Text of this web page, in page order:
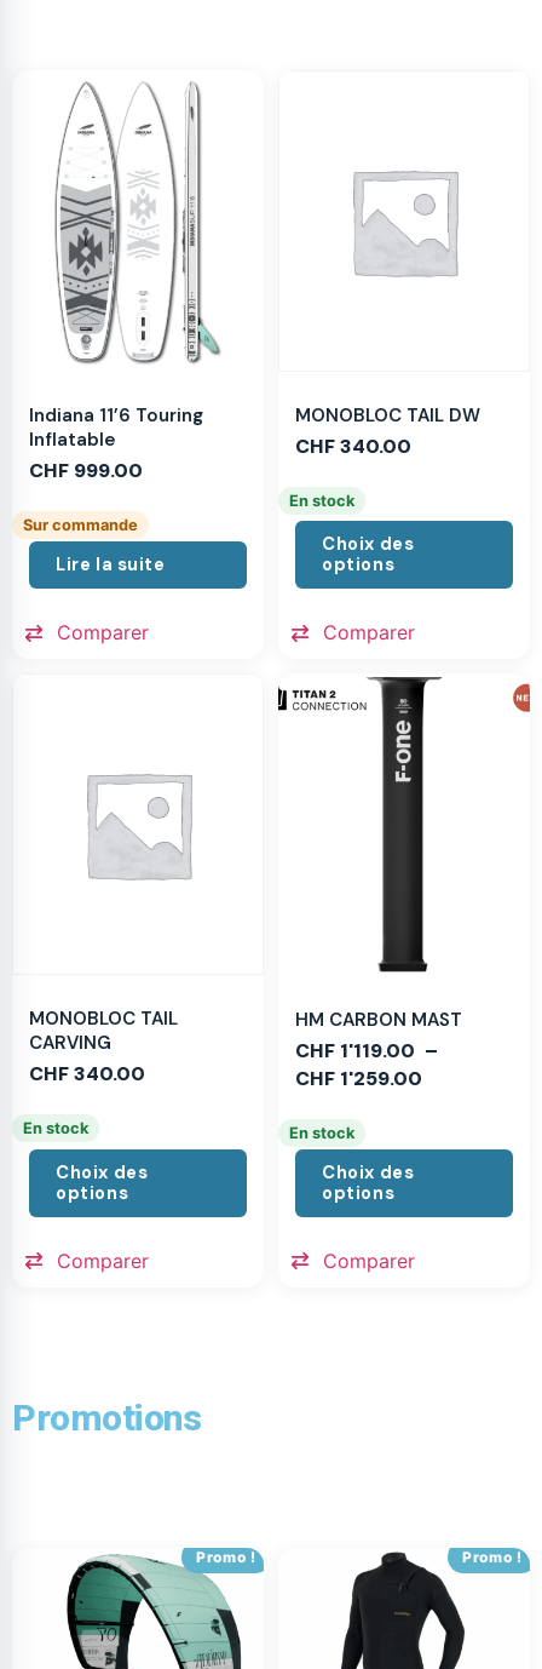
Indiana 11’6 Touring
Inflatable
CHF 999.00
Sur commande
Lire la suite
Comparer
MONOBLOC TAIL DW
CHF340.00
En stock
Choix des
options
Comparer
MONOBLOC TAIL
CARVING
CHF340.00
En stock
Choix des
options
Comparer
HM CARBON MAST
CHF 1'119.00 –
CHF 1'259.00
En stock
Choix des
options
Comparer
Promotions
Promo ! Promo !